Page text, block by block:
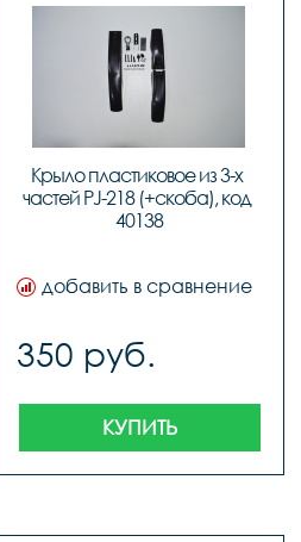
Крыло пластиковое из 3-х
частей PJ-218 (+скоба), код
40138
добавить в сравнение
350 руб.
КУПИТЬ